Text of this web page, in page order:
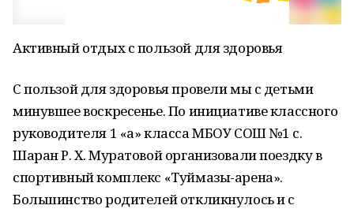
Активный отдых с пользой для здоровья
С пользой для здоровья провели мы с детьми
минувшее воскресенье. По инициативе классного
руководителя 1 «а» класса МБОУ СОШ №1 с.
Шаран Р. Х. Муратовой организовали поездку в
спортивный комплекс «Туймазы-арена».
Большинство родителей откликнулось и с